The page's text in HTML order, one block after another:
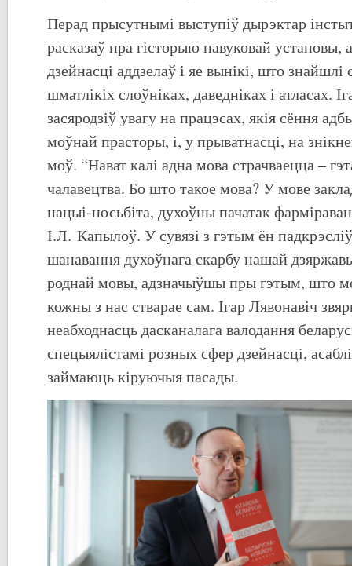
Перад прысутнымі выступіў дырэктар
расказаў пра гісторыю навуковай установы,
дзейнасці аддзелаў і яе вынікі, што
шматлікіх слоўніках, даведніках і атласах.
засяродзіў увагу на працэсах, якія сёння
моўнай прасторы, і, у прыватнасці, на
моў. “Нават калі адна мова страчваецца –
чалавецтва. Бо што такое мова? У мове
нацыі-носьбіта, духоўны пачатак
І.Л. Капылоў. У сувязі з гэтым ён
шанавання духоўнага скарбу нашай
роднай мовы, адзначыўшы пры гэтым, што
кожны з нас стварае сам. Ігар Лявонавіч
неабходнасць дасканалага валодання
спецыялістамі розных сфер дзейнасці,
займаюць кіруючыя пасады.